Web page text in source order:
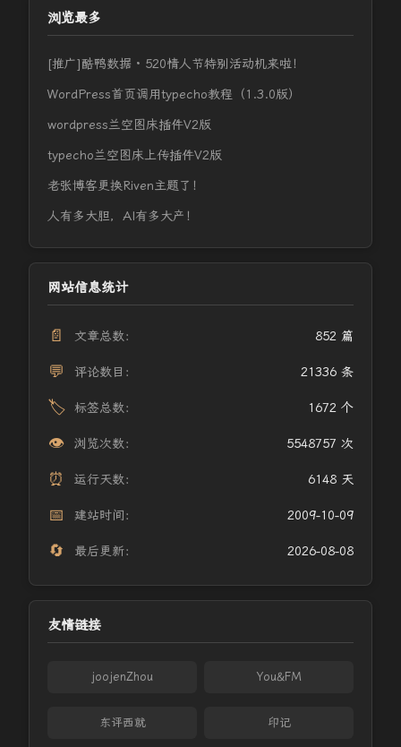
浏览最多
[推广]酷鸭数据 · 520情人节特别活动机来啦！
WordPress首页调用typecho教程（1.3.0版）
wordpress兰空图床插件V2版
typecho兰空图床上传插件V2版
老张博客更换Riven主题了！
人有多大胆，AI有多大产！
网站信息统计
📄 文章总数： 852 篇
💬 评论数目： 21336 条
🏷️ 标签总数： 1672 个
👁️ 浏览次数： 5548757 次
⏰ 运行天数： 6148 天
📅 建站时间： 2009-10-09
🔄 最后更新： 2026-08-08
友情链接
joojenZhou You&FM
东评西就 印记